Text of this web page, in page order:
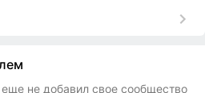
не добавил свое сообщество